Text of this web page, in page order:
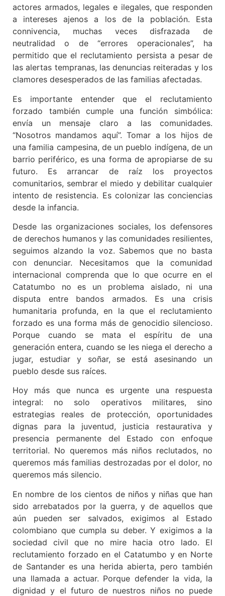
actores armados, legales e ilegales, que responden
a intereses ajenos a los de la población. Esta
connivencia, muchas veces disfrazada de
neutralidad o de “errores operacionales”, ha
permitido que el reclutamiento persista a pesar de
las alertas tempranas, las denuncias reiteradas y los
clamores desesperados de las familias afectadas.
Es importante entender que el reclutamiento
forzado también cumple una función simbólica:
envía un mensaje claro a las comunidades.
“Nosotros mandamos aquí”. Tomar a los hijos de
una familia campesina, de un pueblo indígena, de un
barrio periférico, es una forma de apropiarse de su
futuro. Es arrancar de raíz los proyectos
comunitarios, sembrar el miedo y debilitar cualquier
intento de resistencia. Es colonizar las conciencias
desde la infancia.
Desde las organizaciones sociales, los defensores
de derechos humanos y las comunidades resilientes,
seguimos alzando la voz. Sabemos que no basta
con denunciar. Necesitamos que la comunidad
internacional comprenda que lo que ocurre en el
Catatumbo no es un problema aislado, ni una
disputa entre bandos armados. Es una crisis
humanitaria profunda, en la que el reclutamiento
forzado es una forma más de genocidio silencioso.
Porque cuando se mata el espíritu de una
generación entera, cuando se les niega el derecho a
jugar, estudiar y soñar, se está asesinando un
pueblo desde sus raíces.
Hoy más que nunca es urgente una respuesta
integral: no solo operativos militares, sino
estrategias reales de protección, oportunidades
dignas para la juventud, justicia restaurativa y
presencia permanente del Estado con enfoque
territorial. No queremos más niños reclutados, no
queremos más familias destrozadas por el dolor, no
queremos más silencio.
En nombre de los cientos de niños y niñas que han
sido arrebatados por la guerra, y de aquellos que
aún pueden ser salvados, exigimos al Estado
colombiano que cumpla su deber. Y exigimos a la
sociedad civil que no mire hacia otro lado. El
reclutamiento forzado en el Catatumbo y en Norte
de Santander es una herida abierta, pero también
una llamada a actuar. Porque defender la vida, la
dignidad y el futuro de nuestros niños no puede